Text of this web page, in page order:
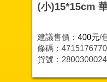
(小)15*15cm
建議售價： 400元/
條碼：
貨號：2800300024